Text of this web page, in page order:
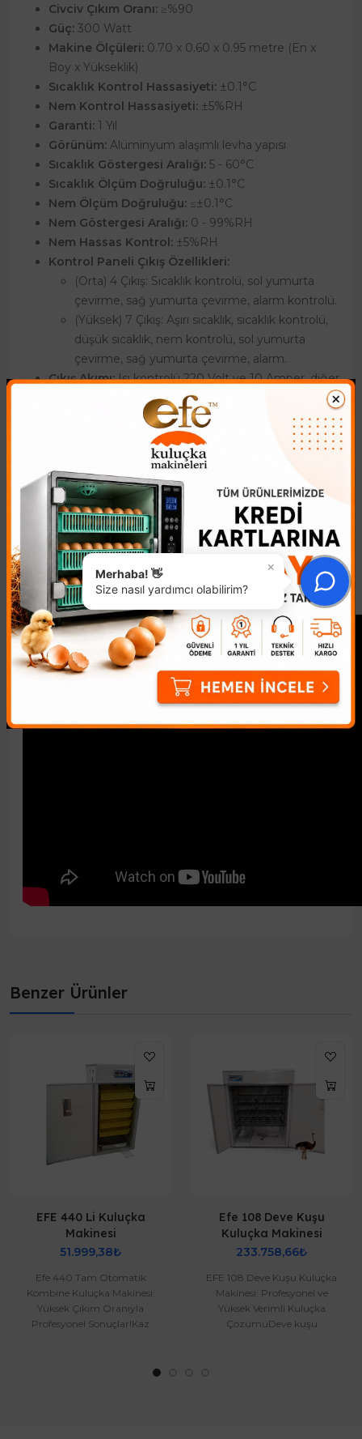
Civciv Çıkım Oranı: ≥%90
Güç: 300 Watt
Makine Ölçüleri: 0.70 x 0.60 x 0.95 metre (En x
Boy x Yükseklik)
Sıcaklık Kontrol Hassasiyeti: ±0.1°C
Nem Kontrol Hassasiyeti: ±5%RH
Garanti: 1 Yıl
Görünüm: Alüminyum alaşımlı levha yapısı
Sıcaklık Göstergesi Aralığı: 5 - 60°C
Sıcaklık Ölçüm Doğruluğu: ±0.1°C
Nem Ölçüm Doğruluğu: ≤±0.1°C
Nem Göstergesi Aralığı: 0 - 99%RH
Nem Hassas Kontrol: ±5%RH
Kontrol Paneli Çıkış Özellikleri:
(Orta) 4 Çıkış: Sıcaklık kontrolü, sol yumurta
çevirme, sağ yumurta çevirme, alarm kontrolü.
(Yüksek) 7 Çıkış: Aşırı sıcaklık, sıcaklık kontrolü,
düşük sıcaklık, nem kontrolü, sol yumurta
çevirme, sağ yumurta çevirme, alarm.
Çıkış Akımı:Isı kontrolü 220 Volt ve 10 Amper, diğer
üniteler 200 Volt ve 1 Amper.
Önemli Notlar
Sıcaklık Kontrolü:Makinenin iç sıcaklığını harici bir
hassas ısı ölçer ile kontrol etmeniz ve fark çıkması
durumunda teknik servisimizle iletişime geçmeniz
önerilir.
Kargo Bilgisi:Kargo ücreti alıcıya aittir ve koli
içeriğine göre değişiklik gösterebilir.
Ticari Kuluçka Kontrol paneli Nasıl Kullanılır:
Benzer Ürünler
EFE 440 Li Kuluçka
Makinesi
51.999,38₺
Efe 440 Tam Otomatik
Kombine Kuluçka Makinesi:
Yüksek Çıkım Oranıyla
Profesyonel Sonuçlar!Kaz
Efe 108 Deve Kuşu
Kuluçka Makinesi
233.758,66₺
EFE 108 Deve Kuşu Kuluçka
Makinesi: Profesyonel ve
Yüksek Verimli Kuluçka
ÇözümüDeve kuşu
×
Merhaba! 👋
Size nasıl yardımcı olabilirim?